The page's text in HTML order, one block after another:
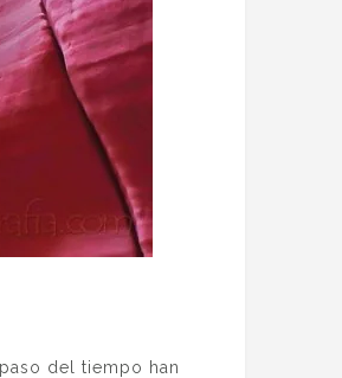
del tiempo han